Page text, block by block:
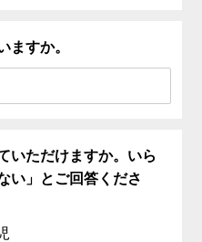
ますか。
いただけますか。いら
い」とご回答くださ